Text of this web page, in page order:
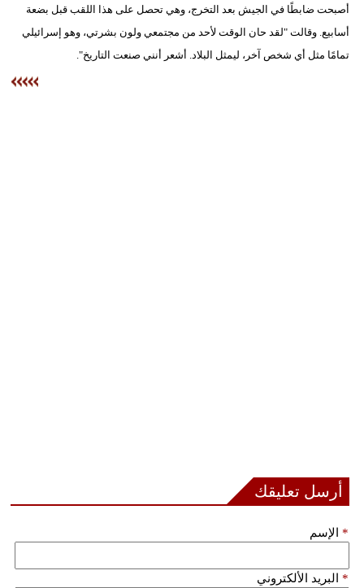
أصبحت ضابطًا في الجيش بعد التخرج، وهي تحصل على هذا اللقب قبل بضعة
أسابيع. وقالت "لقد حان الوقت لأحد من مجتمعي ولون بشرتي، وهو إسرائيلي
تمامًا مثل أي شخص آخر، ليمثل البلاد. أشعر أنني صنعت التاريخ".
أرسل تعليقك
الإسم *
البريد الألكتروني *